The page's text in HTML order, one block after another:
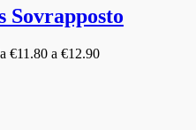
Sovrapposto
€11.80 a €12.90